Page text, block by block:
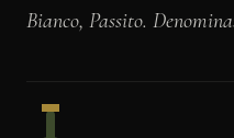
Bianco, Passito.